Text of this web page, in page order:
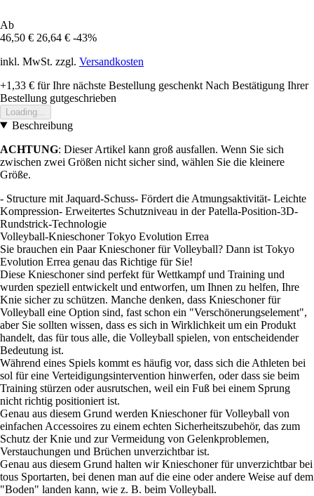
Ab
46,50 € 26,64 € -43%
inkl. MwSt. zzgl. Versandkosten
+1,33 € für Ihre nächste Bestellung geschenkt Nach Bestätigung Ihrer
Bestellung gutgeschrieben
Loading...
Beschreibung
ACHTUNG: Dieser Artikel kann groß ausfallen. Wenn Sie sich
zwischen zwei Größen nicht sicher sind, wählen Sie die kleinere
Größe.
- Structure mit Jaquard-Schuss- Fördert die Atmungsaktivität- Leichte
Kompression- Erweitertes Schutzniveau in der Patella-Position-3D-
Rundstrick-Technologie
Volleyball-Knieschoner Tokyo Evolution Errea
Sie brauchen ein Paar Knieschoner für Volleyball? Dann ist Tokyo
Evolution Errea genau das Richtige für Sie!
Diese Knieschoner sind perfekt für Wettkampf und Training und
wurden speziell entwickelt und entworfen, um Ihnen zu helfen, Ihre
Knie sicher zu schützen. Manche denken, dass Knieschoner für
Volleyball eine Option sind, fast schon ein "Verschönerungselement",
aber Sie sollten wissen, dass es sich in Wirklichkeit um ein Produkt
handelt, das für tous alle, die Volleyball spielen, von entscheidender
Bedeutung ist.
Während eines Spiels kommt es häufig vor, dass sich die Athleten bei
sol für eine Verteidigungsintervention hinwerfen, oder dass sie beim
Training stürzen oder ausrutschen, weil ein Fuß bei einem Sprung
nicht richtig positioniert ist.
Genau aus diesem Grund werden Knieschoner für Volleyball von
einfachen Accessoires zu einem echten Sicherheitszubehör, das zum
Schutz der Knie und zur Vermeidung von Gelenkproblemen,
Verstauchungen und Brüchen unverzichtbar ist.
Genau aus diesem Grund halten wir Knieschoner für unverzichtbar bei
tous Sportarten, bei denen man auf die eine oder andere Weise auf dem
"Boden" landen kann, wie z. B. beim Volleyball.